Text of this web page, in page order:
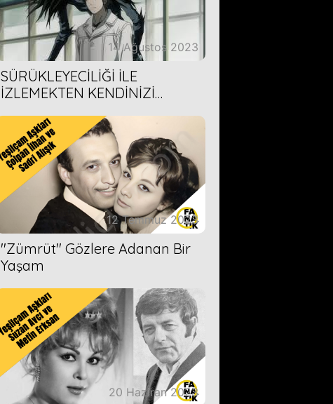
14 Ağustos 2023
SÜRÜKLEYECİLİĞİ İLE
İZLEMEKTEN KENDİNİZİ
ÖNERİMİZ
12 Temmuz 2023
''Zümrüt'' Gözlere Adanan Bir
Yaşam
20 Haziran 2023